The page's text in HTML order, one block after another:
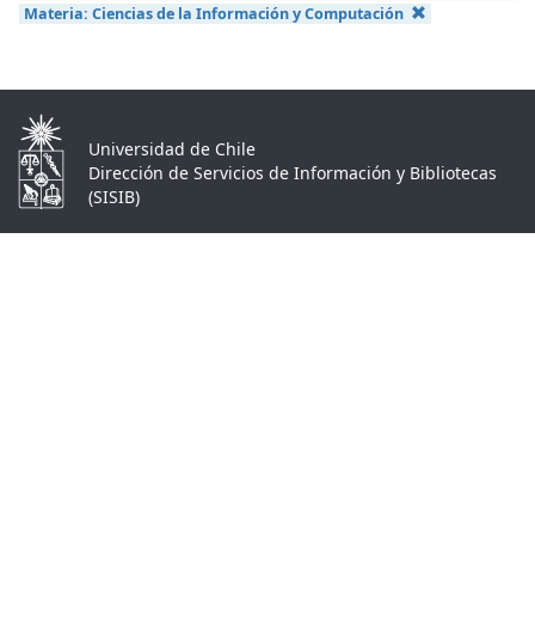
Materia: Ciencias de la Información y Computación
Universidad de Chile
Dirección de Servicios de Información y Bibliotecas
(SISIB)